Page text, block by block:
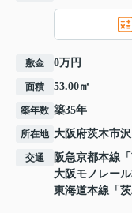
敷金 0万円
面積 53.00㎡
築年数 築35年
所在地 大阪府茨木市
交通 阪急京都本線 「
大阪モノレー
東海道本線 「